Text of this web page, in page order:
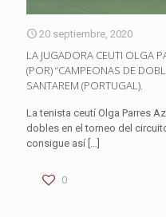
20 septiembre, 2020
LA JUGADORA CEUTI OLGA
(POR) “CAMPEONAS DE
SANTAREM (PORTUGAL).
La tenista ceutí Olga Parres
dobles en el torneo del
consigue así
0